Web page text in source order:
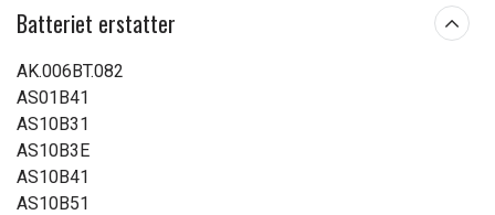
Batteriet erstatter
AK.006BT.082
AS01B41
AS10B31
AS10B3E
AS10B41
AS10B51